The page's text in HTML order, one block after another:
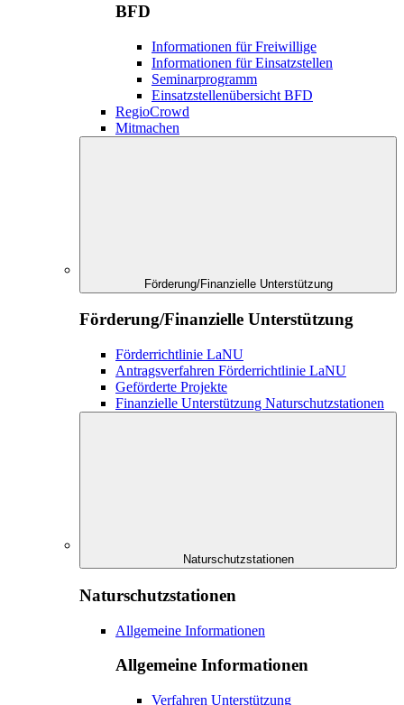
BFD
Informationen für Freiwillige
Informationen für Einsatzstellen
Seminarprogramm
Einsatzstellenübersicht BFD
RegioCrowd
Mitmachen
Förderung/Finanzielle Unterstützung
Förderung/Finanzielle Unterstützung
Förderrichtlinie LaNU
Antragsverfahren Förderrichtlinie LaNU
Geförderte Projekte
Finanzielle Unterstützung Naturschutzstationen
Naturschutzstationen
Naturschutzstationen
Allgemeine Informationen
Allgemeine Informationen
Verfahren Unterstützung